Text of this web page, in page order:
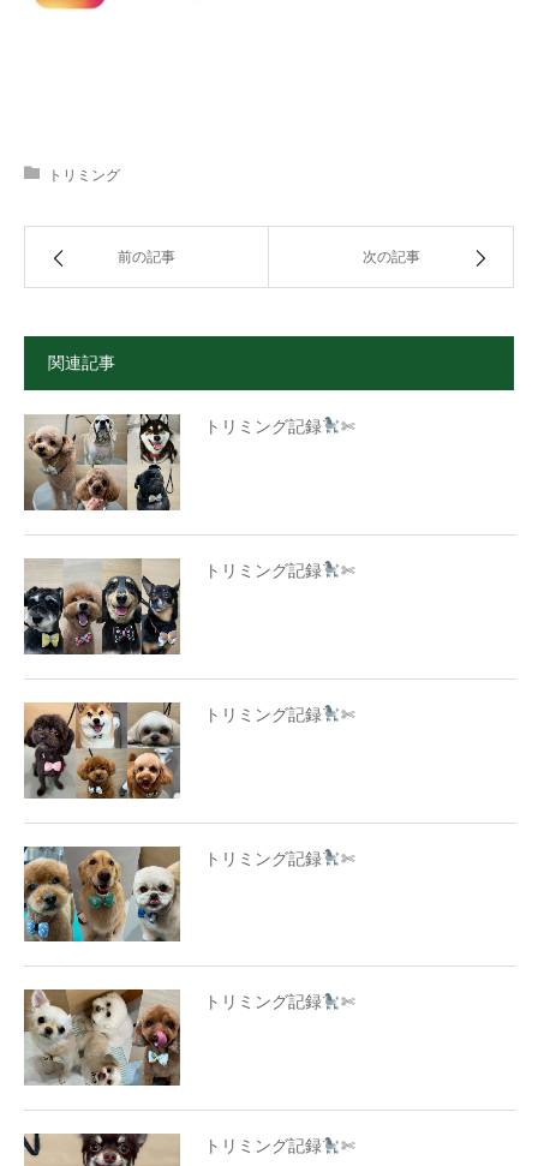
トリミング
前の記事 次の記事
関連記事
トリミング記録 ✄
トリミング記録 ✄
トリミング記録 ✄
トリミング記録 ✄
トリミング記録 ✄
トリミング記録 ✄